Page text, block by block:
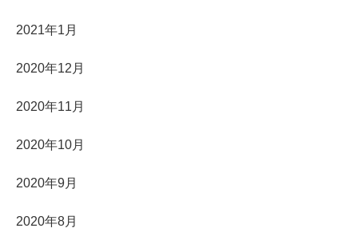
2021年1月
2020年12月
2020年11月
2020年10月
2020年9月
2020年8月